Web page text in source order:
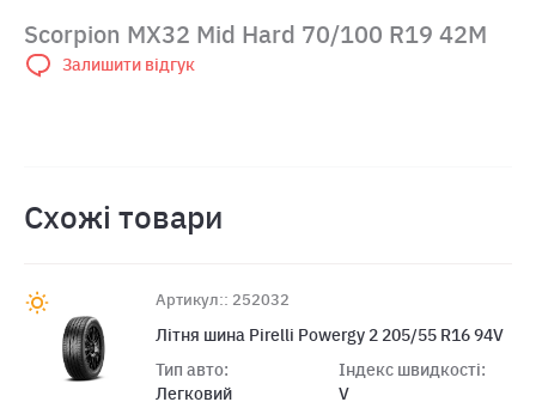
Scorpion MX32 Mid Hard 70/100 R19 42M
Залишити відгук
Схожі товари
Артикул:: 252032
Літня шина Pirelli Powergy 2 205/55 R16 94V
Тип авто:
Легковий
Індекс швидкості:
V